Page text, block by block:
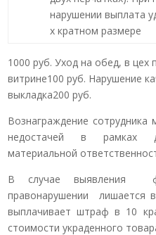
нарушении выплата
х кратном размере
1000 руб. Уход на обед, в цех
витрине100 руб. Нарушение
выкладка200 руб.
Вознаграждение
недостачей в рамках
материальной
В случае выявления
правонарушении лишается
выплачивает штраф в 10
стоимости украденного